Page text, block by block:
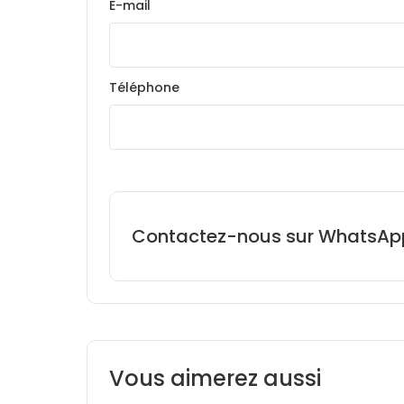
E-mail
Téléphone
Contactez-nous sur
Vous aimerez aussi